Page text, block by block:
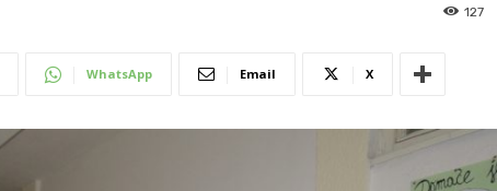
127
WhatsApp Email X